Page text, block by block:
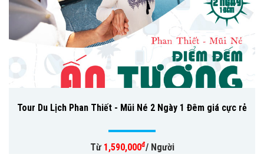
Tour Du Lịch Phan Thiết - Mũi Né 2 Ngày 1 Đêm giá cực rẻ
Từ 1,590,000đ/ Người